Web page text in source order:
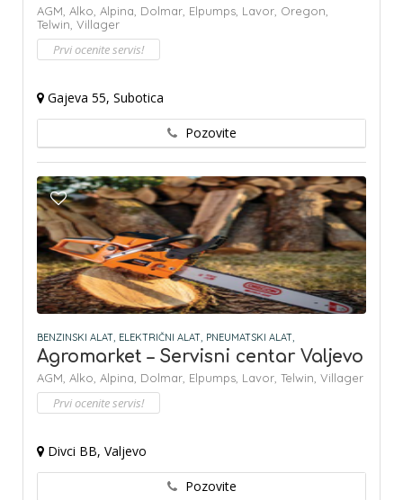
AGM, Alko, Alpina, Dolmar, Elpumps, Lavor, Oregon,
Telwin, Villager
Prvi ocenite servis!
Gajeva 55, Subotica
Pozovite
BENZINSKI ALAT, ELEKTRIČNI ALAT, PNEUMATSKI ALAT,
Agromarket – Servisni centar Valjevo
AGM, Alko, Alpina, Dolmar, Elpumps, Lavor, Telwin, Villager
Prvi ocenite servis!
Divci BB, Valjevo
Pozovite